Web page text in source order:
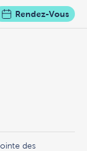
Rendez-Vous
des